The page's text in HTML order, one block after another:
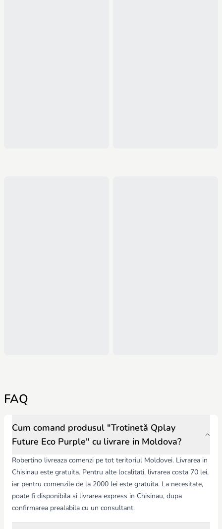
FAQ
Cum comand produsul "Trotinetă Qplay
Future Eco Purple" cu livrare in Moldova?
Robertino livreaza comenzi pe tot teritoriul Moldovei. Livrarea in
Chisinau este gratuita. Pentru alte localitati, livrarea costa 70 lei,
iar pentru comenzile de la 2000 lei este gratuita. La necesitate,
poate fi disponibila si livrarea express in Chisinau, dupa
confirmarea prealabila cu un consultant.